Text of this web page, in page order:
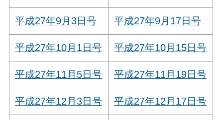
平成27年9月3日号 平成27年9月17日号
平成27年10月1日号 平成27年10月15日号
平成27年11月5日号 平成27年11月19日号
平成27年12月3日号 平成27年12月17日号